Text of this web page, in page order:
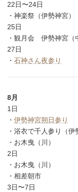
22日〜24日
・神楽祭（伊勢神宮）
25日
・観月会 伊勢神宮（
27日
・ 石神さん夜参り
8月
1日
・ 伊勢神宮朔日参り
・浴衣で千人参り（伊
・お木曳（川）
2日
・お木曳（川）
・相差朝市
3日〜7日